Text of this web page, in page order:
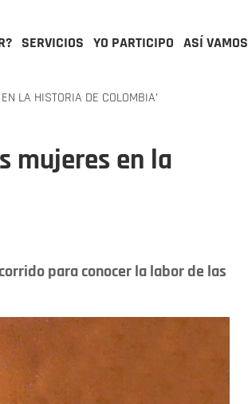
SERVICIOS YO PARTICIPO ASÍ VAMOS
LA HISTORIA DE COLOMBIA’
mujeres en la
para conocer la labor de las